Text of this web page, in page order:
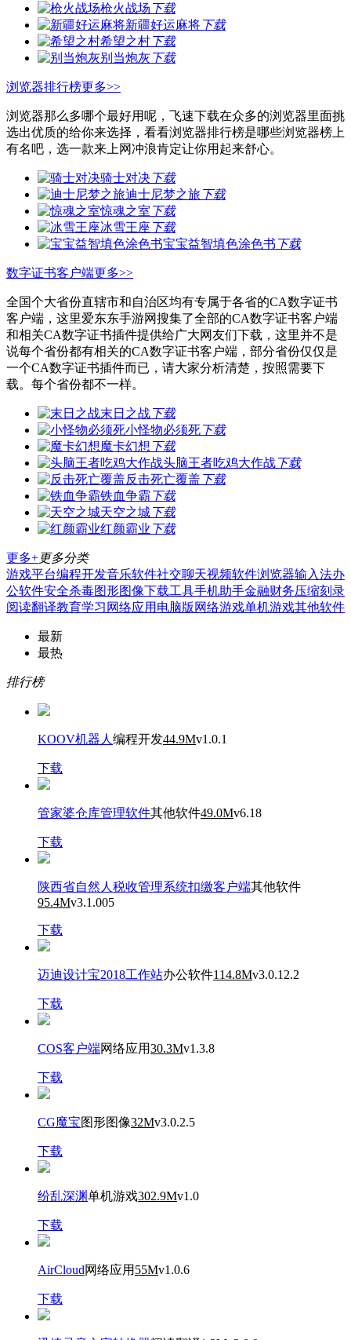
枪火战场 下载
新疆好运麻将下载
希望之村下载
别当炮灰 下载
浏览器排行榜更多>>
浏览器那么多哪个最好用呢，飞速下载在众多的浏览器里面挑
选出优质的给你来选择，看看浏览器排行榜是哪些浏览器榜上
有名吧，选一款来上网冲浪肯定让你用起来舒心。
骑士对决下载
迪士尼梦之旅 下载
惊魂之室 下载
冰雪王座 下载
宝宝益智填色涂色书 下载
数字证书客户端更多>>
全国个大省份直辖市和自治区均有专属于各省的CA数字证书
客户端，这里爱东东手游网搜集了全部的CA数字证书客户端
和相关CA数字证书插件提供给广大网友们下载，这里并不是
说每个省份都有相关的CA数字证书客户端，部分省份仅仅是
一个CA数字证书插件而已，请大家分析清楚，按照需要下
载。每个省份都不一样。
末日之战下载
小怪物必须死下载
魔卡幻想 下载
头脑王者吃鸡大作战下载
反击死亡覆盖 下载
铁血争霸 下载
天空之城下载
红颜霸业 下载
更多+更多分类
游戏平台编程开发音乐软件社交聊天视频软件浏览器输入法办
公软件安全杀毒图形图像下载工具手机助手金融财务压缩刻录
阅读翻译教育学习 网络应用 电脑版 网络游戏单机游戏其他软件
最新
最热
排行榜
KOOV机器人 编程开发44.9Mv1.0.1
下载
管家婆仓库管理软件其他软件49.0Mv6.18
下载
陕西省自然人税收管理系统扣缴客户端其他软件
95.4Mv3.1.005
下载
迈迪设计宝2018工作站办公软件114.8Mv3.0.12.2
下载
COS客户端网络应用30.3Mv1.3.8
下载
CG魔宝图形图像32Mv3.0.2.5
下载
纷乱深渊单机游戏302.9Mv1.0
下载
AirCloud网络应用 55Mv1.0.6
下载